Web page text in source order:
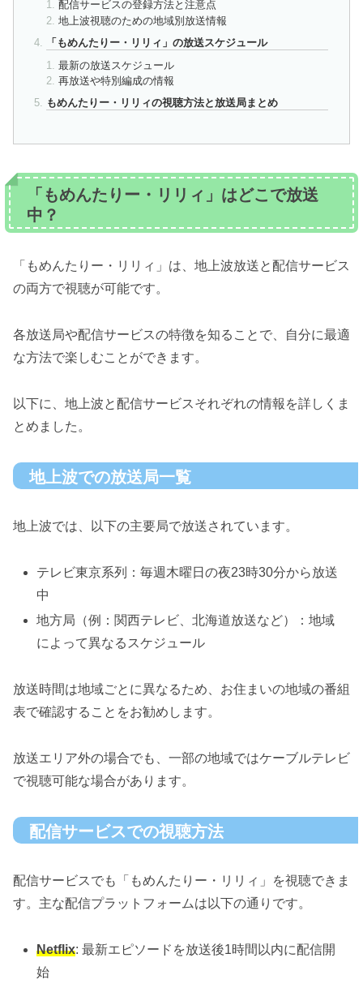
配信サービスの登録方法と注意点
地上波視聴のための地域別放送情報
「もめんたりー・リリィ」の放送スケジュール
最新の放送スケジュール
再放送や特別編成の情報
もめんたりー・リリィの視聴方法と放送局まとめ
「もめんたりー・リリィ」はどこで放送
中？
「もめんたりー・リリィ」は、地上波放送と配信サービス
の両方で視聴が可能です。
各放送局や配信サービスの特徴を知ることで、自分に最適
な方法で楽しむことができます。
以下に、地上波と配信サービスそれぞれの情報を詳しくま
とめました。
地上波での放送局一覧
地上波では、以下の主要局で放送されています。
テレビ東京系列：毎週木曜日の夜23時30分から放送
中
地方局（例：関西テレビ、北海道放送など）：地域
によって異なるスケジュール
放送時間は地域ごとに異なるため、お住まいの地域の番組
表で確認することをお勧めします。
放送エリア外の場合でも、一部の地域ではケーブルテレビ
で視聴可能な場合があります。
配信サービスでの視聴方法
配信サービスでも「もめんたりー・リリィ」を視聴できま
す。主な配信プラットフォームは以下の通りです。
Netflix: 最新エピソードを放送後1時間以内に配信開
始